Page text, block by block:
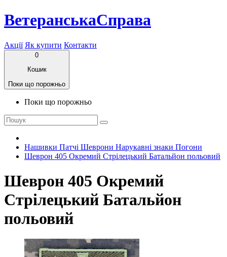
ВетеранськаСправа
Акції Як купити Контакти
0
Кошик
Поки що порожньо
Поки що порожньо
Нашивки Патчі Шеврони Нарукавні знаки Погони
Шеврон 405 Окремий Стрілецький Батальйон польовий
Шеврон 405 Окремий
Стрілецький Батальйон
польовий